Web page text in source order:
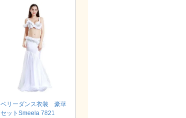
ベリーダンス衣装 豪華
セットSmeela 7821